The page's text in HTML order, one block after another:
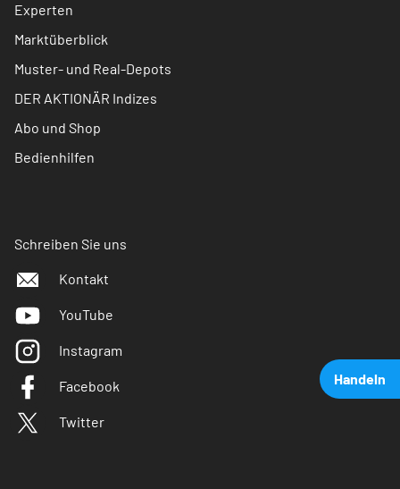
Handeln
Experten
Marktüberblick
Muster- und Real-Depots
DER AKTIONÄR Indizes
Abo und Shop
Bedienhilfen
Schreiben Sie uns
Kontakt
YouTube
Instagram
Facebook
Twitter